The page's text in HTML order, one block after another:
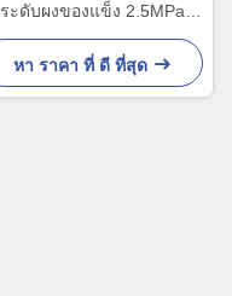
ระดับผงของแข็ง 2.5MPa
IP67
หา ราคา ที่ ดี ที่สุด